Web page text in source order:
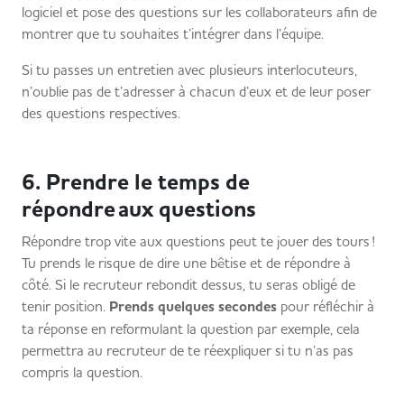
logiciel et pose des questions sur les collaborateurs afin de
montrer que tu souhaites t’intégrer dans l’équipe.
Si tu passes un entretien avec plusieurs interlocuteurs,
n’oublie pas de t’adresser à chacun d’eux et de leur poser
des questions respectives.
6. Prendre le temps de
répondre aux questions
Répondre trop vite aux questions peut te jouer des tours !
Tu prends le risque de dire une bêtise et de répondre à
côté. Si le recruteur rebondit dessus, tu seras obligé de
tenir position. Prends quelques secondes pour réfléchir à
ta réponse en reformulant la question par exemple, cela
permettra au recruteur de te réexpliquer si tu n’as pas
compris la question.